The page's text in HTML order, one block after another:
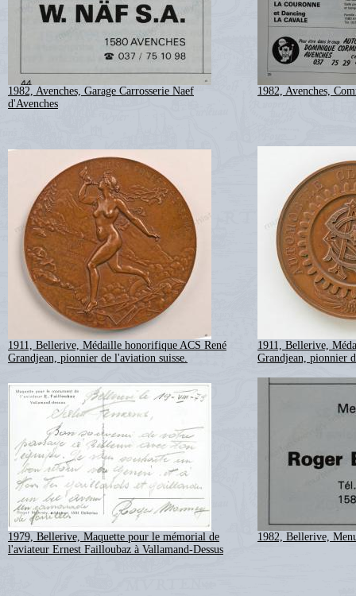
1982, Avenches, Garage Carrosserie Naef
d'Avenches
1982, Avenches,
1911, Bellerive, Médaille honorifique ACS René
Grandjean, pionnier de l'aviation suisse.
1911, Bellerive,
Grandjean, pionnier
1979, Bellerive, Maquette pour le mémorial de
l'aviateur Ernest Failloubaz à Vallamand-Dessus
1982, Bellerive,